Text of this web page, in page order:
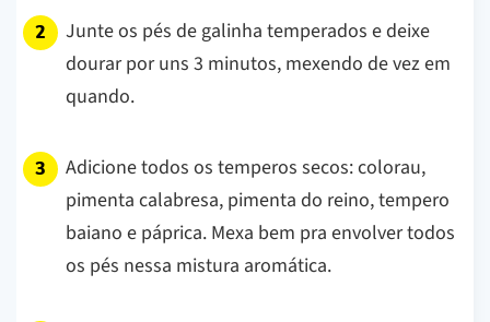
Junte os pés de galinha temperados e deixe
dourar por uns 3 minutos, mexendo de vez em
quando.
Adicione todos os temperos secos: colorau,
pimenta calabresa, pimenta do reino, tempero
baiano e páprica. Mexa bem pra envolver todos
os pés nessa mistura aromática.